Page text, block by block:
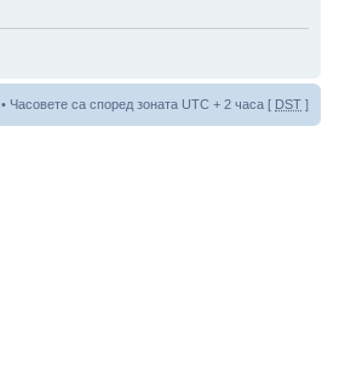
• Часовете са според зоната UTC + 2 часа [ DST ]